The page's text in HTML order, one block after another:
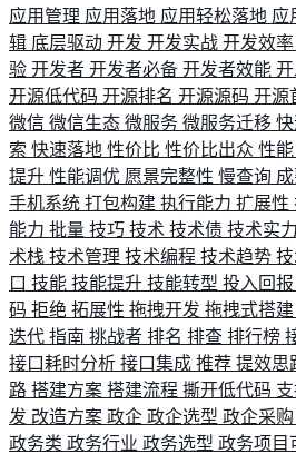
应用管理 应用落地 应用轻松落地 应
辑 底层驱动 开发 开发实战 开发效率
验 开发者 开发者必备 开发者效能
开源低代码 开源排名 开源源码 开源
微信 微信生态 微服务 微服务迁移
索 快速落地 性价比 性价比出众 性能
提升 性能调优 愿景完整性 慢查询
手机系统 打包构建 执行能力 扩展性
能力 批量 技巧 技术 技术债 技术实力
术栈 技术管理 技术编程 技术趋势
口 技能 技能提升 技能转型 投入回报
码 拒绝 拓展性 拖拽开发 拖拽式搭建
迭代 指南 挑战者 排名 排查 排行榜
接口耗时分析 接口集成 推荐 提效思
路 搭建方案 搭建流程 撕开低代码
发 改造方案 政企 政企选型 政企采购
政务类 政务行业 政务选型 政务项目